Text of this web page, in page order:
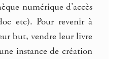
numérique d’accès
etc). Pour revenir à
but, vendre leur livre
instance de création